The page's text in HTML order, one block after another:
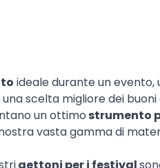
ideale durante un evento,
scelta migliore dei
un ottimo strumento
vasta gamma di